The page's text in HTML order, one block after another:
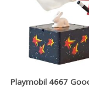
Playmobil 4667